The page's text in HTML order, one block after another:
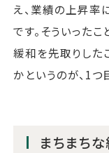
え、業績の上昇率
です。そういった
緩和を先取りした
かというのが、1つ
まちまち